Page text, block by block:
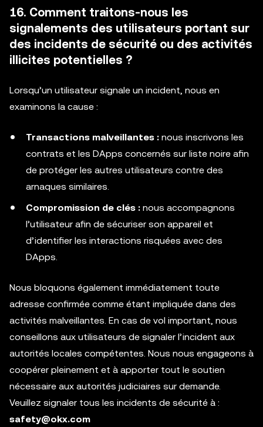
16. Comment traitons-nous les
signalements des utilisateurs portant sur
des incidents de sécurité ou des activités
illicites potentielles ?
Lorsqu’un utilisateur signale un incident, nous en
examinons la cause :
Transactions malveillantes : nous inscrivons les
contrats et les DApps concernés sur liste noire afin
de protéger les autres utilisateurs contre des
arnaques similaires.
Compromission de clés : nous accompagnons
l’utilisateur afin de sécuriser son appareil et
d’identifier les interactions risquées avec des
DApps.
Nous bloquons également immédiatement toute
adresse confirmée comme étant impliquée dans des
activités malveillantes. En cas de vol important, nous
conseillons aux utilisateurs de signaler l’incident aux
autorités locales compétentes. Nous nous engageons à
coopérer pleinement et à apporter tout le soutien
nécessaire aux autorités judiciaires sur demande.
Veuillez signaler tous les incidents de sécurité à :
safety@okx.com